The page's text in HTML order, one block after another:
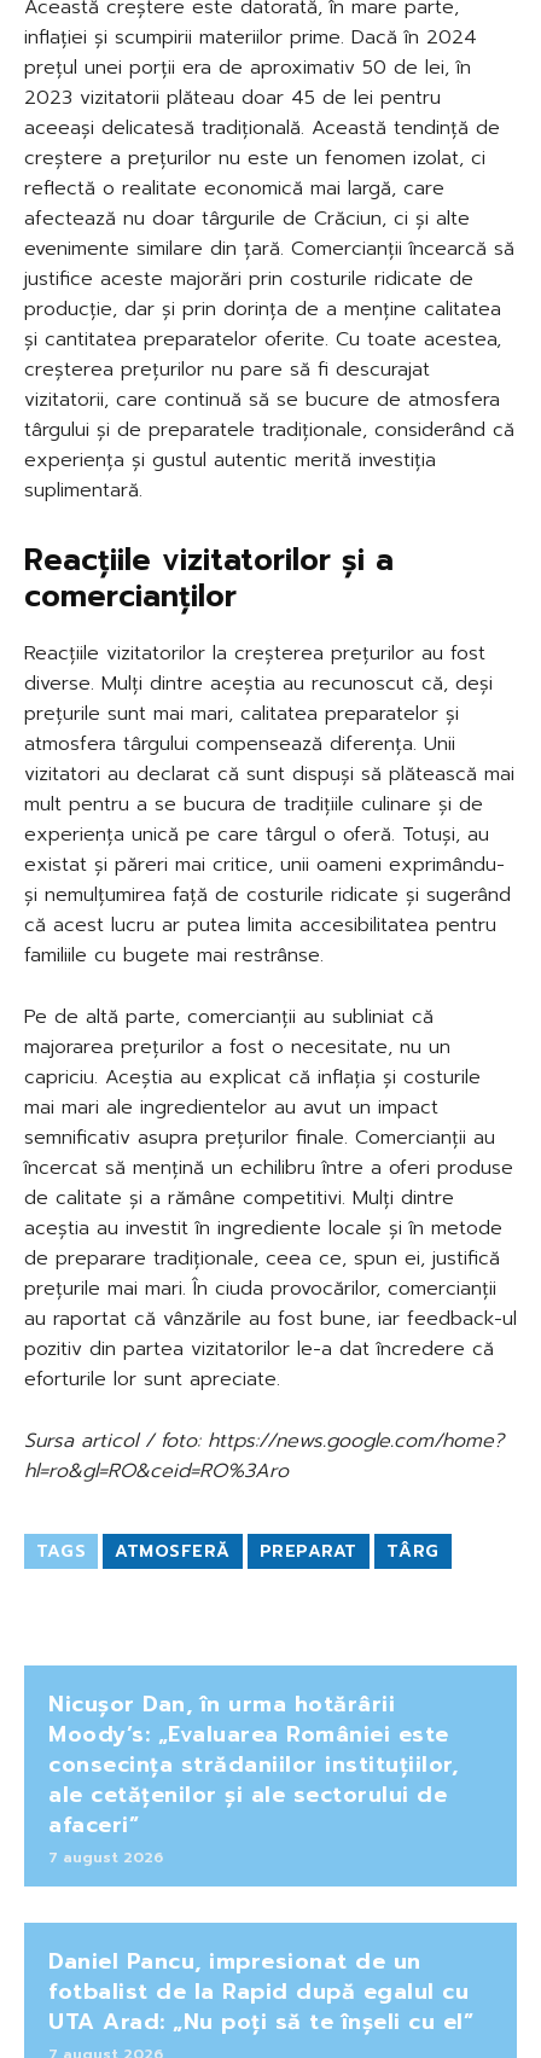
Această creștere este datorată, în mare parte,
inflației și scumpirii materiilor prime. Dacă în 2024
prețul unei porții era de aproximativ 50 de lei, în
2023 vizitatorii plăteau doar 45 de lei pentru
aceeași delicatesă tradițională. Această tendință de
creștere a prețurilor nu este un fenomen izolat, ci
reflectă o realitate economică mai largă, care
afectează nu doar târgurile de Crăciun, ci și alte
evenimente similare din țară. Comercianții încearcă să
justifice aceste majorări prin costurile ridicate de
producție, dar și prin dorința de a menține calitatea
și cantitatea preparatelor oferite. Cu toate acestea,
creșterea prețurilor nu pare să fi descurajat
vizitatorii, care continuă să se bucure de atmosfera
târgului și de preparatele tradiționale, considerând că
experiența și gustul autentic merită investiția
suplimentară.
Reacțiile vizitatorilor și a
comercianților
Reacțiile vizitatorilor la creșterea prețurilor au fost
diverse. Mulți dintre aceștia au recunoscut că, deși
prețurile sunt mai mari, calitatea preparatelor și
atmosfera târgului compensează diferența. Unii
vizitatori au declarat că sunt dispuși să plătească mai
mult pentru a se bucura de tradițiile culinare și de
experiența unică pe care târgul o oferă. Totuși, au
existat și păreri mai critice, unii oameni exprimându-
și nemulțumirea față de costurile ridicate și sugerând
că acest lucru ar putea limita accesibilitatea pentru
familiile cu bugete mai restrânse.
Pe de altă parte, comercianții au subliniat că
majorarea prețurilor a fost o necesitate, nu un
capriciu. Aceștia au explicat că inflația și costurile
mai mari ale ingredientelor au avut un impact
semnificativ asupra prețurilor finale. Comercianții au
încercat să mențină un echilibru între a oferi produse
de calitate și a rămâne competitivi. Mulți dintre
aceștia au investit în ingrediente locale și în metode
de preparare tradiționale, ceea ce, spun ei, justifică
prețurile mai mari. În ciuda provocărilor, comercianții
au raportat că vânzările au fost bune, iar feedback-ul
pozitiv din partea vizitatorilor le-a dat încredere că
eforturile lor sunt apreciate.
Sursa articol / foto: https://news.google.com/home?
hl=ro&gl=RO&ceid=RO%3Aro
TAGS ATMOSFERĂ PREPARAT TÂRG
Nicușor Dan, în urma hotărârii
Moody’s: „Evaluarea României este
consecința strădaniilor instituțiilor,
ale cetățenilor și ale sectorului de
afaceri”
7 august 2026
Daniel Pancu, impresionat de un
fotbalist de la Rapid după egalul cu
UTA Arad: „Nu poți să te înșeli cu el”